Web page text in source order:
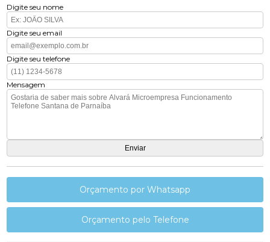
Digite seu nome
Digite seu email
Digite seu telefone
Mensagem
Orçamento por Whatsapp
Orçamento pelo Telefone